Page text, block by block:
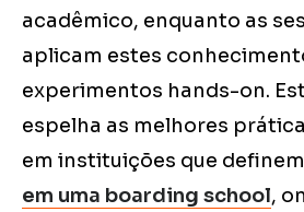
acadêmico, enquanto as
aplicam estes
experimentos hands-on.
espelha as melhores
em instituições que definem
em uma boarding school,